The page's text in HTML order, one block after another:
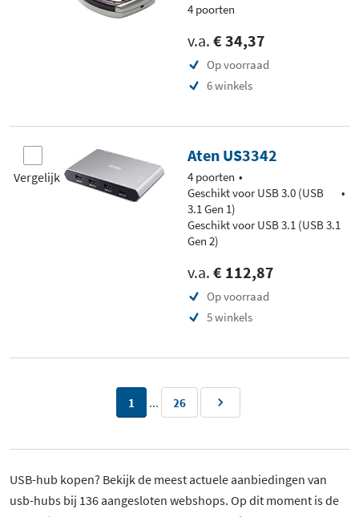
4 poorten
v.a. € 34,37
Op voorraad
6 winkels
Vergelijk
Aten US3342
4 poorten
Geschikt voor USB 3.0 (USB
3.1 Gen 1)
Geschikt voor USB 3.1 (USB 3.1
Gen 2)
v.a. € 112,87
Op voorraad
5 winkels
1 ... 26
USB-hub kopen? Bekijk de meest actuele aanbiedingen van
usb-hubs bij 136 aangesloten webshops. Op dit moment is de